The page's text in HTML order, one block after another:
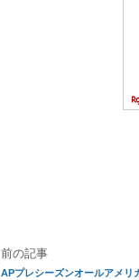
前の記事
APプレシーズンオールアメリ